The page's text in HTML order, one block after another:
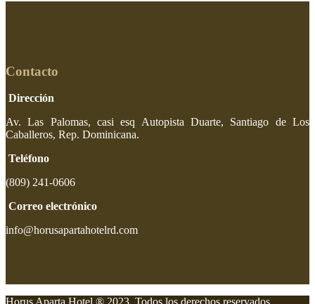
Contacto
Dirección
Av. Las Palomas, casi esq Autopista Duarte, Santiago de Los
Caballeros, Rep. Dominicana.
Teléfono
(809) 241-0606
Correo electrónico
info@horusapartahotelrd.com